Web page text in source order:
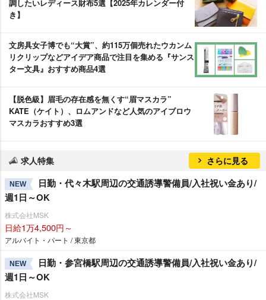
調したいレディース財布5選【2025年カレンダー付
き】
文房具女子博でも“大賞”、約115万個売れたウカンム
リクリップなどアイデア商品で注目を集める『サンス
ター文具』おすすめ商品4選
【脱色級】眉毛の存在感を無くす“眉マスカラ”
KATE（ケイト）、ロムアンドなど人気のアイブロウ
マスカラおすすめ3選
求人特集 さらに見る
NEW
日勤・代々木駅周辺の交通誘導警備員/入社祝い金あり/
週1日～OK
株式会社MSK
日給1万4,500円～
アルバイト・パート / 東京都
NEW
日勤・参宮橋駅周辺の交通誘導警備員/入社祝い金あり/
週1日～OK
株式会社MSK